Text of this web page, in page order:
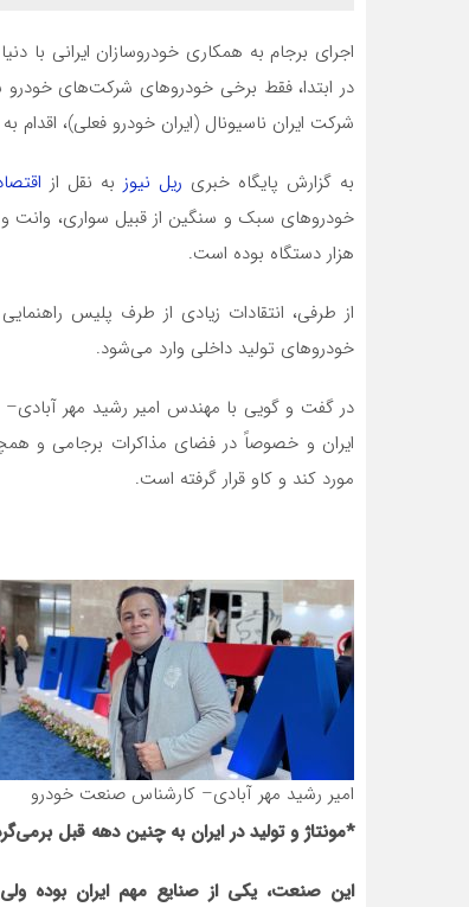
در ابتدا، فقط برخی خودروهای شرکت‌های خودرو
شرکت ایران ناسیونال (ایران خودرو فعلی)،
به گزارش پایگاه خبری ریل نیوز به نقل از
هزار دستگاه بوده است.
از طرفی، انتقادات زیادی از طرف پلیس راهنمایی
خودروهای تولید داخلی وارد می‌شود.
در گفت و گویی با مهندس امیر رشید مهر
ایران و خصوصاً در فضای مذاکرات برجامی و
مورد کند و کاو قرار گرفته است.
امیر رشید مهر آبادی– کارشناس صنعت خودرو
*مونتاژ و تولید در ایران به چنین دهه قبل
این صنعت، یکی از صنایع مهم ایران بوده